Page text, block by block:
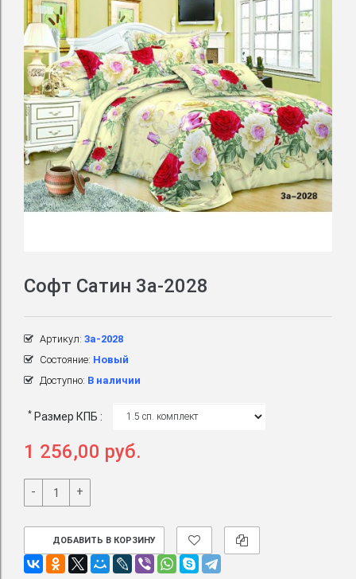
Софт Сатин 3a-2028
Артикул: 3a-2028
Состояние: Новый
Доступно: В наличии
* Размер КПБ :
1 256,00 руб.
- +
ДОБАВИТЬ В КОРЗИНУ